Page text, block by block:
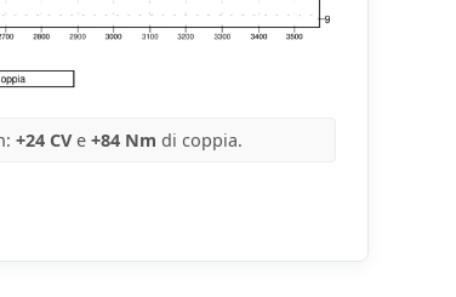
+24 CVe+84 Nm di coppia.